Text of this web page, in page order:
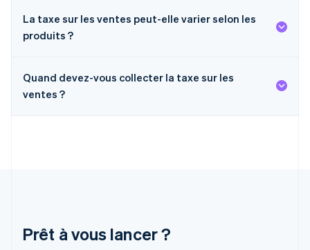
La taxe sur les ventes peut-elle varier selon les
produits ?
Quand devez-vous collecter la taxe sur les
ventes ?
Prêt à vous lancer ?
Inde
English
Italie
Italiano
日本語English
FrançaisDeutsch English